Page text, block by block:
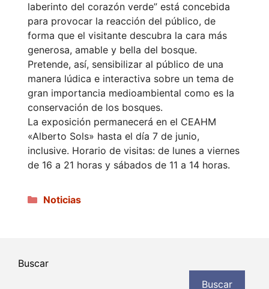
laberinto del corazón verde” está concebida
para provocar la reacción del público, de
forma que el visitante descubra la cara más
generosa, amable y bella del bosque.
Pretende, así, sensibilizar al público de una
manera lúdica e interactiva sobre un tema de
gran importancia medioambiental como es la
conservación de los bosques.
La exposición permanecerá en el CEAHM
«Alberto Sols» hasta el día 7 de junio,
inclusive. Horario de visitas: de lunes a viernes
de 16 a 21 horas y sábados de 11 a 14 horas.
Categorías
Noticias
Buscar
Buscar